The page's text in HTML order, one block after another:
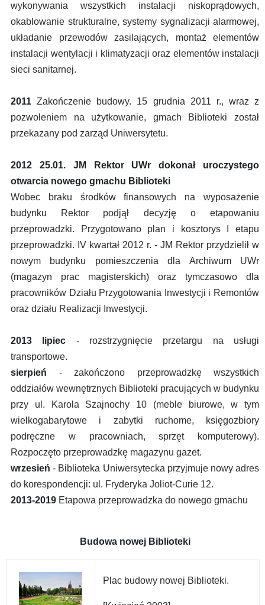
wykonywania wszystkich instalacji niskoprądowych,
okablowanie strukturalne, systemy sygnalizacji alarmowej,
układanie przewodów zasilających, montaż elementów
instalacji wentylacji i klimatyzacji oraz elementów instalacji
sieci sanitarnej.
2011 Zakończenie budowy. 15 grudnia 2011 r., wraz z
pozwoleniem na użytkowanie, gmach Biblioteki został
przekazany pod zarząd Uniwersytetu.
2012 25.01. JM Rektor UWr dokonał uroczystego
otwarcia nowego gmachu Biblioteki
Wobec braku środków finansowych na wyposażenie
budynku Rektor podjął decyzję o etapowaniu
przeprowadzki. Przygotowano plan i kosztorys I etapu
przeprowadzki. IV kwartał 2012 r. - JM Rektor przydzielił w
nowym budynku pomieszczenia dla Archiwum UWr
(magazyn prac magisterskich) oraz tymczasowo dla
pracowników Działu Przygotowania Inwestycji i Remontów
oraz działu Realizacji Inwestycji.
2013 lipiec - rozstrzygnięcie przetargu na usługi
transportowe.
sierpień - zakończono przeprowadzkę wszystkich
oddziałów wewnętrznych Biblioteki pracujących w budynku
przy ul. Karola Szajnochy 10 (meble biurowe, w tym
wielkogabarytowe i zabytki ruchome, księgozbiory
podręczne w pracowniach, sprzęt komputerowy).
Rozpoczęto przeprowadzkę magazynu gazet.
wrzesień - Biblioteka Uniwersytecka przyjmuje nowy adres
do korespondencji: ul. Fryderyka Joliot-Curie 12.
2013-2019 Etapowa przeprowadzka do nowego gmachu
Budowa nowej Biblioteki
Plac budowy nowej Biblioteki.